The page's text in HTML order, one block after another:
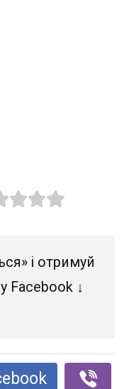
і отримуй
Facebook ↓